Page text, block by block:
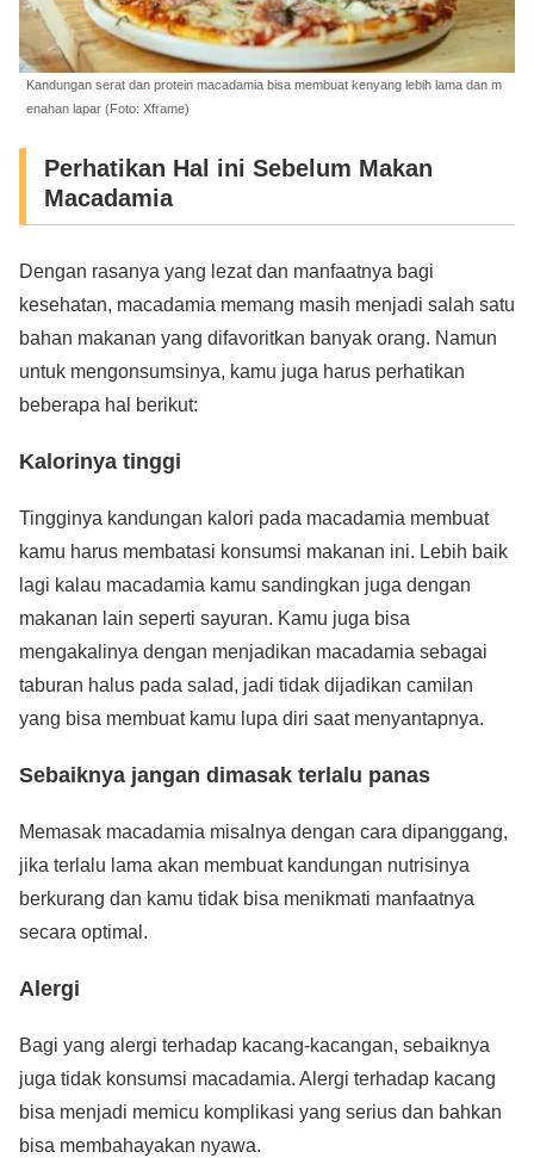
Kandungan serat dan protein macadamia bisa membuat kenyang lebih lama dan m
enahan lapar (Foto: Xframe)
Perhatikan Hal ini Sebelum Makan
Macadamia
Dengan rasanya yang lezat dan manfaatnya bagi
kesehatan, macadamia memang masih menjadi salah satu
bahan makanan yang difavoritkan banyak orang. Namun
untuk mengonsumsinya, kamu juga harus perhatikan
beberapa hal berikut:
Kalorinya tinggi
Tingginya kandungan kalori pada macadamia membuat
kamu harus membatasi konsumsi makanan ini. Lebih baik
lagi kalau macadamia kamu sandingkan juga dengan
makanan lain seperti sayuran. Kamu juga bisa
mengakalinya dengan menjadikan macadamia sebagai
taburan halus pada salad, jadi tidak dijadikan camilan
yang bisa membuat kamu lupa diri saat menyantapnya.
Sebaiknya jangan dimasak terlalu panas
Memasak macadamia misalnya dengan cara dipanggang,
jika terlalu lama akan membuat kandungan nutrisinya
berkurang dan kamu tidak bisa menikmati manfaatnya
secara optimal.
Alergi
Bagi yang alergi terhadap kacang-kacangan, sebaiknya
juga tidak konsumsi macadamia. Alergi terhadap kacang
bisa menjadi memicu komplikasi yang serius dan bahkan
bisa membahayakan nyawa.